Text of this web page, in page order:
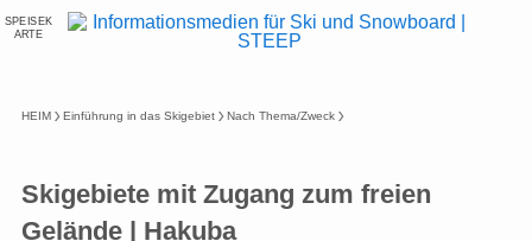
SPEISEK
ARTE
HEIM Einführung in das Skigebiet Nach Thema/Zweck
Skigebiete mit Zugang zum freien
Gelände | Hakuba